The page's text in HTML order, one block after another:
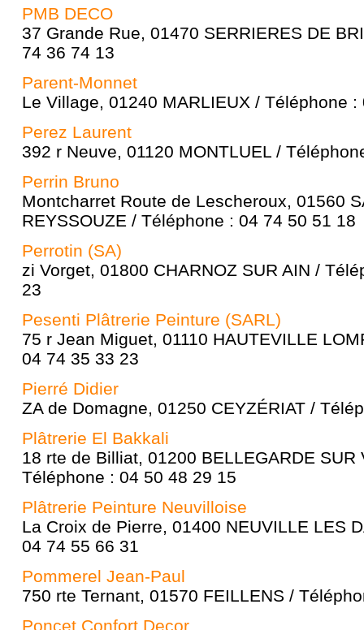
PMB DECO
37 Grande Rue, 01470 SERRIERES DE
74 36 74 13
Parent-Monnet
Le Village, 01240 MARLIEUX / Téléphone
Perez Laurent
392 r Neuve, 01120 MONTLUEL /
Perrin Bruno
Montcharret Route de Lescheroux, 01560
REYSSOUZE / Téléphone : 04 74 50 51 18
Perrotin (SA)
zi Vorget, 01800 CHARNOZ SUR AIN /
23
Pesenti Plâtrerie Peinture (SARL)
75 r Jean Miguet, 01110 HAUTEVILLE
04 74 35 33 23
Pierré Didier
ZA de Domagne, 01250 CEYZÉRIAT /
Plâtrerie El Bakkali
18 rte de Billiat, 01200 BELLEGARDE SUR
Téléphone : 04 50 48 29 15
Plâtrerie Peinture Neuvilloise
La Croix de Pierre, 01400 NEUVILLE LES
04 74 55 66 31
Pommerel Jean-Paul
750 rte Ternant, 01570 FEILLENS /
Poncet Confort Decor